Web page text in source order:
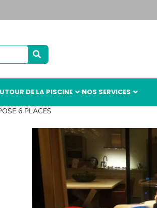
DE LA PISCINE NOS SERVICES
6 PLACES
SPA